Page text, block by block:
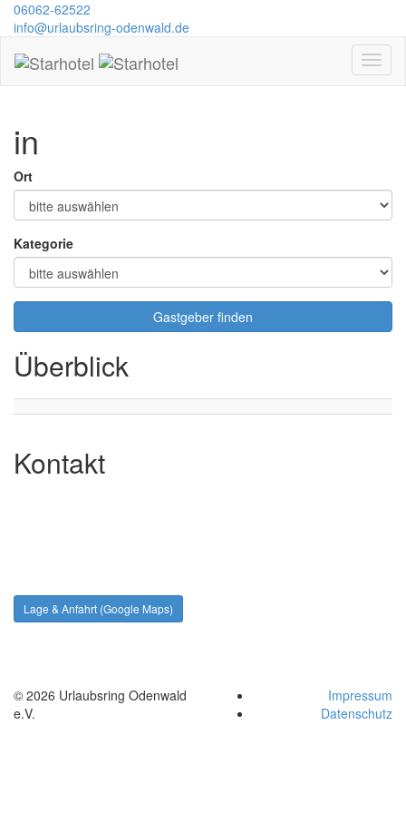
06062-62522
info@urlaubsring-odenwald.de
in
Ort
Kategorie
Gastgeber finden
Überblick
Kontakt
Lage & Anfahrt (Google Maps)
© 2026 Urlaubsring Odenwald
e.V.
Impressum
Datenschutz